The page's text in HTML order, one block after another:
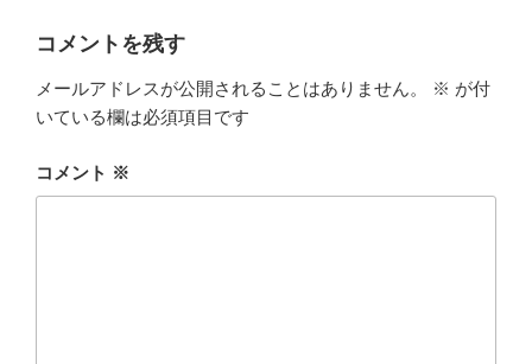
コメントを残す
メールアドレスが公開されることはありません。 ※ が付
いている欄は必須項目です
コメント ※